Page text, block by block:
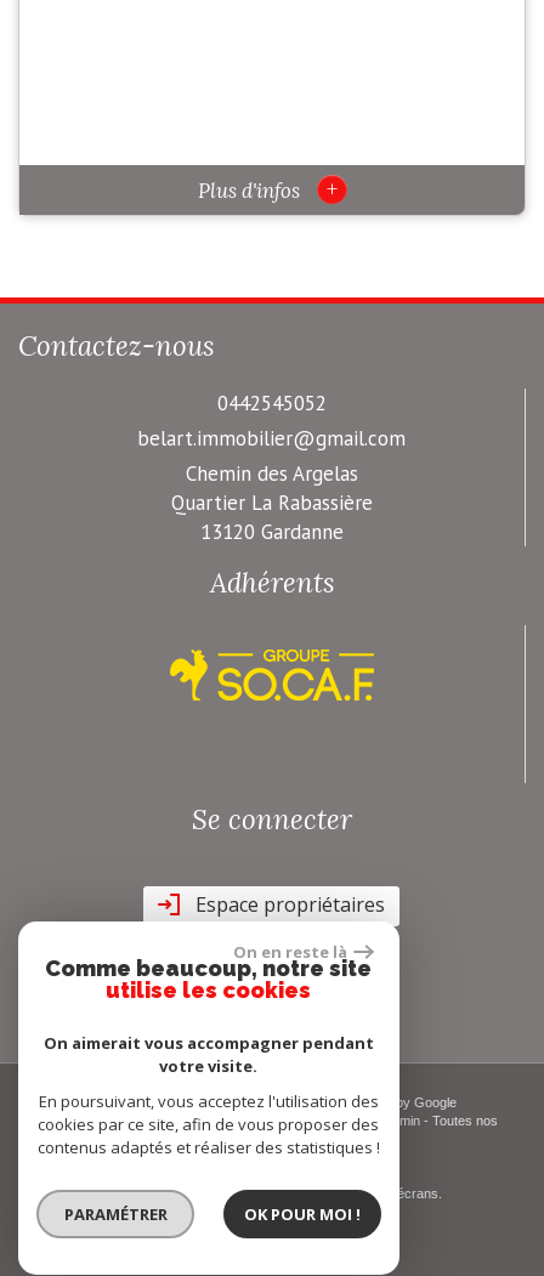
Plus d'infos +
Contactez-nous
0442545052
belart.immobilier@gmail.com
Chemin des Argelas
Quartier La Rabassière
13120 Gardanne
Adhérents
Se connecter
Espace propriétaires
© 2026 | Tous droits réservés | Traduction powered by Google
Plan du site- Mentions légales- Nos honoraires-Liens- Admin- Toutes nos
annonces
-Politique RGPD
un seul site adaptable à tous les types d'écrans.
On en reste là
Comme beaucoup, notre site
utilise les cookies
On aimerait vous accompagner pendant
votre visite.
En poursuivant, vous acceptez l'utilisation des
cookies par ce site, afin de vous proposer des
contenus adaptés et réaliser des statistiques !
PARAMÉTRER OK POUR MOI !